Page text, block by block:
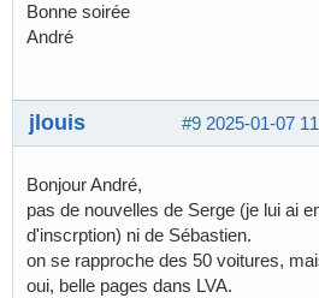
Bonne soirée
André
#9 2025-01-07
jlouis
Bonjour André,
pas de nouvelles de Serge (je lui ai
d'inscrption) ni de Sébastien.
on se rapproche des 50 voitures,
oui, belle pages dans LVA.